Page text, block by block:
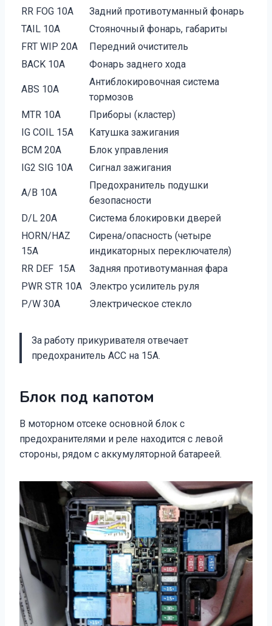
RR FOG 10A
Задний противотуманный фонарь
TAIL 10A
Стояночный фонарь, габариты
FRT WIP 20А
Передний очиститель
BACK 10A
Фонарь заднего хода
ABS 10A
Антиблокировочная система
тормозов
MTR 10A
Приборы (кластер)
IG COIL 15A
Катушка зажигания
BCM 20A
Блок управления
IG2 SIG 10A
Сигнал зажигания
A/B 10A
Предохранитель подушки
безопасности
D/L 20A
Система блокировки дверей
HORN/HAZ
15A
Сирена/опасность (четыре
индикаторных переключателя)
RR DEF 15A
Задняя противотуманная фара
PWR STR 10A
Электро усилитель руля
P/W 30A
Электрическое стекло
За работу прикуривателя отвечает
предохранитель АСС на 15А.
Блок под капотом
В моторном отсеке основной блок с
предохранителями и реле находится с левой
стороны, рядом с аккумуляторной батареей.